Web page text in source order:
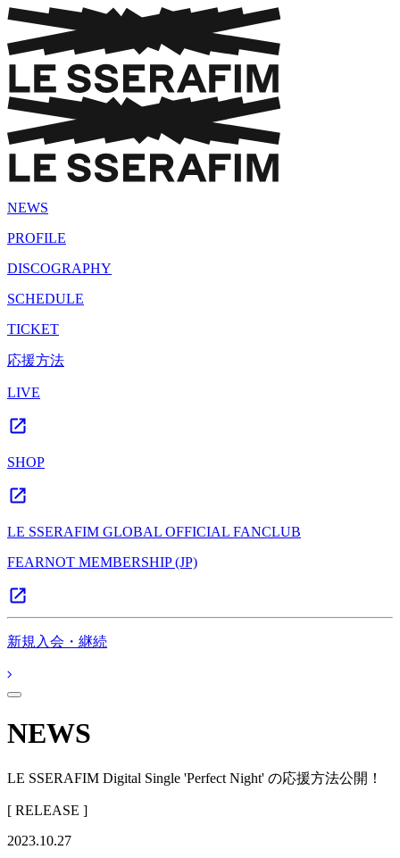
NEWS
PROFILE
DISCOGRAPHY
SCHEDULE
TICKET
応援方法
LIVE
SHOP
LE SSERAFIM GLOBAL OFFICIAL FANCLUB
FEARNOT MEMBERSHIP (JP)
新規入会・継続
NEWS
LE SSERAFIM Digital Single 'Perfect Night' の応援方法公開！
[ RELEASE ]
2023.10.27